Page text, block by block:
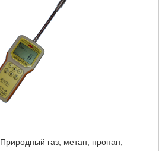
Природный газ, метан, пропан,